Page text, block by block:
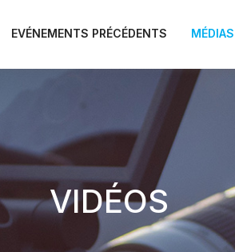
EVÉNEMENTS PRÉCÉDENTS MÉDIAS
VIDÉOS